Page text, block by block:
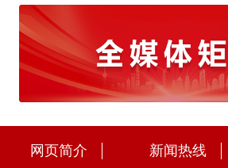
网页简介 新闻热线